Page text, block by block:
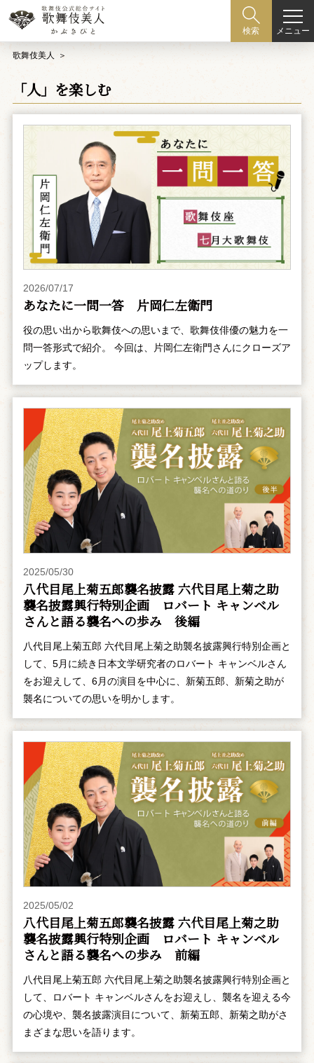
検索 メニュー
歌舞伎美人
「人」を楽しむ
2026/07/17
あなたに一問一答 片岡仁左衛門
役の思い出から歌舞伎への思いまで、歌舞伎俳優の魅力を一
問一答形式で紹介。 今回は、片岡仁左衛門さんにクローズア
ップします。
2025/05/30
八代目尾上菊五郎襲名披露 六代目尾上菊之助
襲名披露興行特別企画 ――ロバート キャンベル
さんと語る襲名への歩み 後編
八代目尾上菊五郎 六代目尾上菊之助襲名披露興行特別企画と
して、5月に続き日本文学研究者のロバート キャンベルさん
をお迎えして、6月の演目を中心に、新菊五郎、新菊之助が
襲名についての思いを明かします。
2025/05/02
八代目尾上菊五郎襲名披露 六代目尾上菊之助
襲名披露興行特別企画 ――ロバート キャンベル
さんと語る襲名への歩み 前編
八代目尾上菊五郎 六代目尾上菊之助襲名披露興行特別企画と
して、ロバート キャンベルさんをお迎えし、襲名を迎える今
の心境や、襲名披露演目について、新菊五郎、新菊之助がさ
まざまな思いを語ります。